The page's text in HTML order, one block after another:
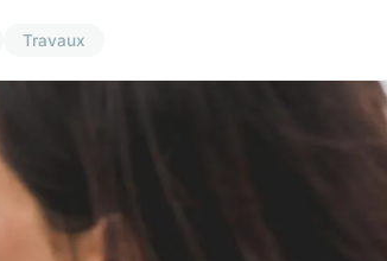
Travaux